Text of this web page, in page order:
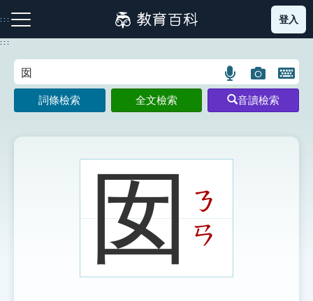
到
主
:::
注音索引圖示 筆畫索引圖示 部首索引表圖示
登入
:::
語
言
搜
示
圖
片
搜
開
鍵
圖
詞條檢索 全文檢索 音讀檢索
囡ㄋ
ㄢ